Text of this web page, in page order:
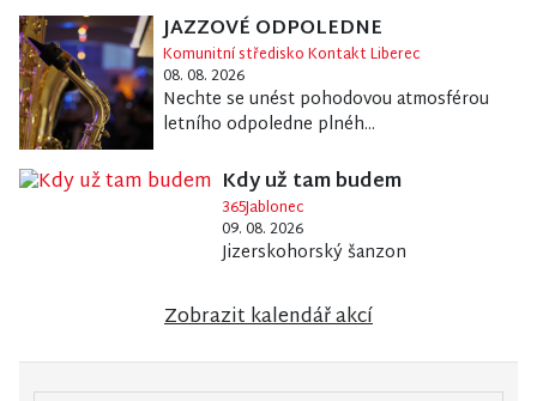
JAZZOVÉ ODPOLEDNE
Komunitní středisko Kontakt Liberec
08. 08. 2026
Nechte se unést pohodovou atmosférou
letního odpoledne plnéh...
Kdy už tam budem
365Jablonec
09. 08. 2026
Jizerskohorský šanzon
Zobrazit kalendář akcí